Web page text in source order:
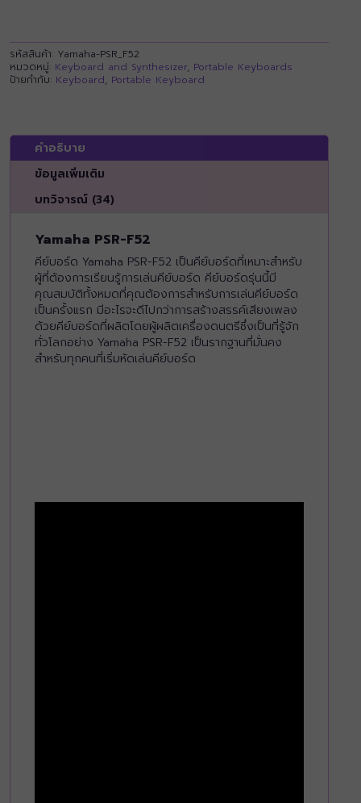
รหัสสินค้า: Yamaha-PSR_F52
หมวดหมู่: Keyboard and Synthesizer, Portable Keyboards
ป้ายกำกับ: Keyboard, Portable Keyboard
คำอธิบาย
ข้อมูลเพิ่มเติม
บทวิจารณ์ (34)
Yamaha PSR-F52
คีย์บอร์ด Yamaha PSR-F52 เป็นคีย์บอร์ดที่เหมาะสำหรับ
ผู้ที่ต้องการเรียนรู้การเล่นคีย์บอร์ด คีย์บอร์ดรุ่นนี้มี
คุณสมบัติทั้งหมดที่คุณต้องการสำหรับการเล่นคีย์บอร์ด
เป็นครั้งแรก มีอะไรจะดีไปกว่าการสร้างสรรค์เสียงเพลง
ด้วยคีย์บอร์ดที่ผลิตโดยผู้ผลิตเครื่องดนตรีซึ่งเป็นที่รู้จัก
ทั่วโลกอย่าง Yamaha PSR-F52 เป็นรากฐานที่มั่นคง
สำหรับทุกคนที่เริ่มหัดเล่นคีย์บอร์ด